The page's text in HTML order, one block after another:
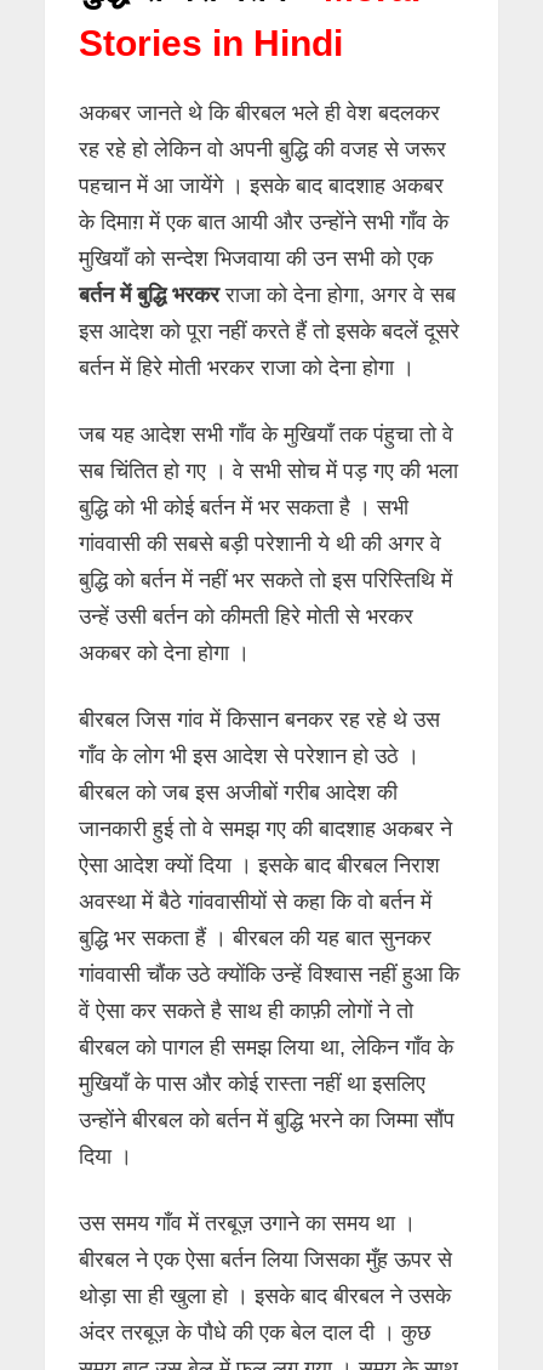
Stories in Hindi
अकबर जानते थे कि बीरबल भले ही वेश बदलकर
रह रहे हो लेकिन वो अपनी बुद्धि की वजह से जरूर
पहचान में आ जायेंगे । इसके बाद बादशाह अकबर
के दिमाग़ में एक बात आयी और उन्होंने सभी गाँव के
मुखियाँ को सन्देश भिजवाया की उन सभी को एक
बर्तन में बुद्धि भरकरराजा को देना होगा, अगर वे सब
इस आदेश को पूरा नहीं करते हैं तो इसके बदलें दूसरे
बर्तन में हिरे मोती भरकर राजा को देना होगा ।
जब यह आदेश सभी गाँव के मुखियाँ तक पंहुचा तो वे
सब चिंतित हो गए । वे सभी सोच में पड़ गए की भला
बुद्धि को भी कोई बर्तन में भर सकता है । सभी
गांववासी की सबसे बड़ी परेशानी ये थी की अगर वे
बुद्धि को बर्तन में नहीं भर सकते तो इस परिस्तिथि में
उन्हें उसी बर्तन को कीमती हिरे मोती से भरकर
अकबर को देना होगा ।
बीरबल जिस गांव में किसान बनकर रह रहे थे उस
गाँव के लोग भी इस आदेश से परेशान हो उठे ।
बीरबल को जब इस अजीबों गरीब आदेश की
जानकारी हुई तो वे समझ गए की बादशाह अकबर ने
ऐसा आदेश क्यों दिया । इसके बाद बीरबल निराश
अवस्था में बैठे गांववासीयों से कहा कि वो बर्तन में
बुद्धि भर सकता हैं । बीरबल की यह बात सुनकर
गांववासी चौंक उठे क्योंकि उन्हें विश्वास नहीं हुआ कि
वें ऐसा कर सकते है साथ ही काफ़ी लोगों ने तो
बीरबल को पागल ही समझ लिया था, लेकिन गाँव के
मुखियाँ के पास और कोई रास्ता नहीं था इसलिए
उन्होंने बीरबल को बर्तन में बुद्धि भरने का जिम्मा सौंप
दिया ।
उस समय गाँव में तरबूज़ उगाने का समय था ।
बीरबल ने एक ऐसा बर्तन लिया जिसका मुँह ऊपर से
थोड़ा सा ही खुला हो । इसके बाद बीरबल ने उसके
अंदर तरबूज़ के पौधे की एक बेल दाल दी । कुछ